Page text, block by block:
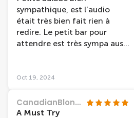
sympathique, est l’audio
était très bien fait rien à
redire. Le petit bar pour
attendre est très sympa aussi
Oct 19, 2024
CanadianBlondie
A Must Try